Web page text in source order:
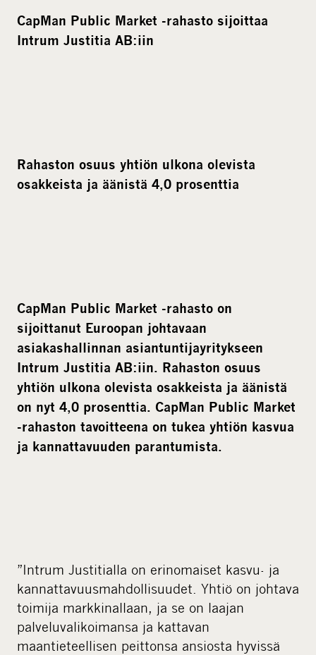
CapMan Public Market -rahasto sijoittaa
Intrum Justitia AB:iin
Rahaston osuus yhtiön ulkona olevista
osakkeista ja äänistä 4,0 prosenttia
CapMan Public Market -rahasto on
sijoittanut Euroopan johtavaan
asiakashallinnan asiantuntijayritykseen
Intrum Justitia AB:iin. Rahaston osuus
yhtiön ulkona olevista osakkeista ja äänistä
on nyt 4,0 prosenttia. CapMan Public Market
-rahaston tavoitteena on tukea yhtiön kasvua
ja kannattavuuden parantumista.
”Intrum Justitialla on erinomaiset kasvu- ja
kannattavuusmahdollisuudet. Yhtiö on johtava
toimija markkinallaan, ja se on laajan
palveluvalikoimansa ja kattavan
maantieteellisen peittonsa ansiosta hyvissä